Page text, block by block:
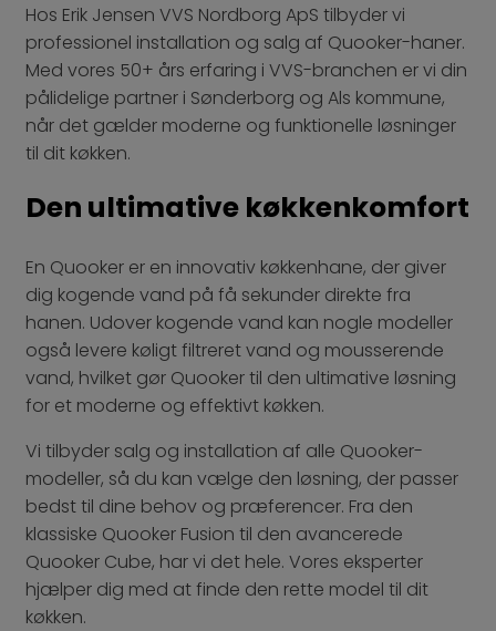
Hos Erik Jensen VVS Nordborg ApS tilbyder vi
professionel installation og salg af Quooker-haner.
Med vores 50+ års erfaring i VVS-branchen er vi din
pålidelige partner i Sønderborg og Als kommune,
når det gælder moderne og funktionelle løsninger
til dit køkken.
Den ultimative køkkenkomfort
En Quooker er en innovativ køkkenhane, der giver
dig kogende vand på få sekunder direkte fra
hanen. Udover kogende vand kan nogle modeller
også levere køligt filtreret vand og mousserende
vand, hvilket gør Quooker til den ultimative løsning
for et moderne og effektivt køkken.
Vi tilbyder salg og installation af alle Quooker-
modeller, så du kan vælge den løsning, der passer
bedst til dine behov og præferencer. Fra den
klassiske Quooker Fusion til den avancerede
Quooker Cube, har vi det hele. Vores eksperter
hjælper dig med at finde den rette model til dit
køkken.